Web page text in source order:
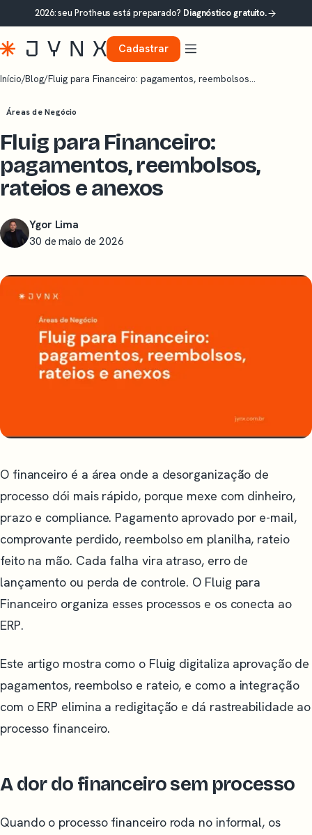
2026: seu Protheus está preparado? Diagnóstico gratuito.
Cadastrar
Início/Blog/Fluig para Financeiro: pagamentos, reembolsos…
Áreas de Negócio
Fluig para Financeiro:
pagamentos, reembolsos,
rateios e anexos
Ygor Lima
30 de maio de 2026
O financeiro é a área onde a desorganização de
processo dói mais rápido, porque mexe com dinheiro,
prazo e compliance. Pagamento aprovado por e-mail,
comprovante perdido, reembolso em planilha, rateio
feito na mão. Cada falha vira atraso, erro de
lançamento ou perda de controle. O Fluig para
Financeiro organiza esses processos e os conecta ao
ERP.
Este artigo mostra como o Fluig digitaliza aprovação de
pagamentos, reembolso e rateio, e como a integração
com o ERP elimina a redigitação e dá rastreabilidade ao
processo financeiro.
A dor do financeiro sem processo
Quando o processo financeiro roda no informal, os